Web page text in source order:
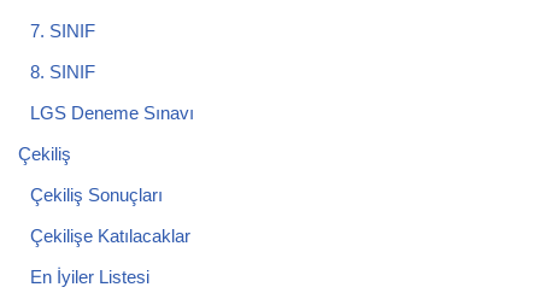
7. SINIF
8. SINIF
LGS Deneme Sınavı
Çekiliş
Çekiliş Sonuçları
Çekilişe Katılacaklar
En İyiler Listesi